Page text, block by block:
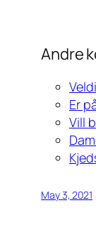
Andre
Er
Vill
May 3, 2021